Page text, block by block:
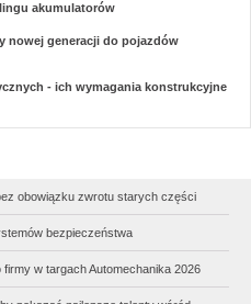
akumulatorów
nowej generacji do pojazdów
- ich wymagania konstrukcyjne
obowiązku zwrotu starych części
bezpieczeństwa
firmy w targach Automechanika 2026